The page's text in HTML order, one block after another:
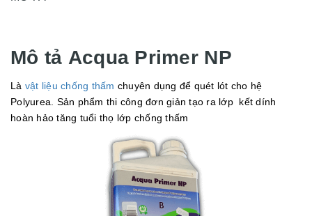
Mô tả Acqua Primer NP
Là vật liệu chống thấm chuyên dụng để quét lót cho hệ
Polyurea. Sản phẩm thi công đơn giản tạo ra lớp kết dính
hoàn hảo tăng tuổi thọ lớp chống thấm